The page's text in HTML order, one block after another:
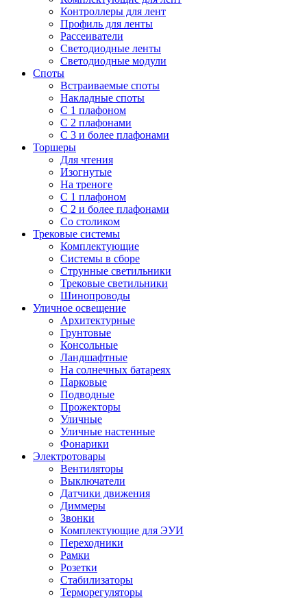
Контроллеры для лент
Профиль для ленты
Рассеиватели
Светодиодные ленты
Светодиодные модули
Споты
Встраиваемые споты
Накладные споты
С 1 плафоном
С 2 плафонами
С 3 и более плафонами
Торшеры
Для чтения
Изогнутые
На треноге
С 1 плафоном
С 2 и более плафонами
Со столиком
Трековые системы
Комплектующие
Системы в сборе
Струнные светильники
Трековые светильники
Шинопроводы
Уличное освещение
Архитектурные
Грунтовые
Консольные
Ландшафтные
На солнечных батареях
Парковые
Подводные
Прожекторы
Уличные
Уличные настенные
Фонарики
Электротовары
Вентиляторы
Выключатели
Датчики движения
Диммеры
Звонки
Комплектующие для ЭУИ
Переходники
Рамки
Розетки
Стабилизаторы
Терморегуляторы